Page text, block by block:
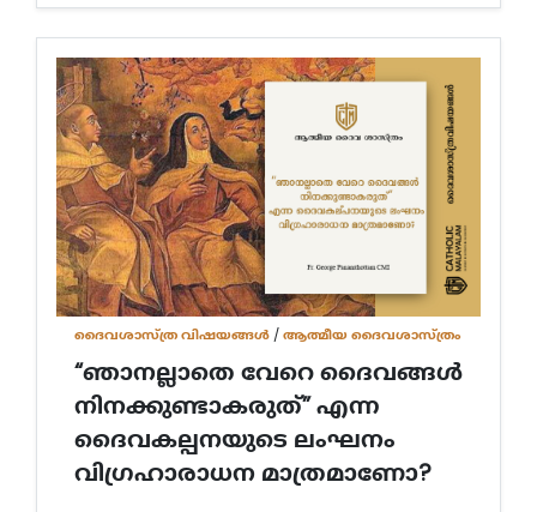
ദൈവശാസ്ത്ര വിഷയങ്ങള്‍ /ആത്മീയ ദൈവശാസ്ത്രം
“ഞാനല്ലാതെ വേറെ ദൈവങ്ങൾ
നിനക്കുണ്ടാകരുത്” എന്ന
ദൈവകല്പനയുടെ ലംഘനം
വിഗ്രഹാരാധന മാത്രമാണോ?